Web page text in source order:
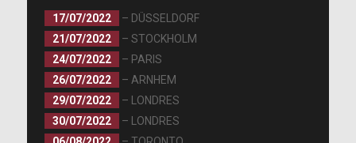
17/07/2022
– DÜSSELDORF
21/07/2022
– STOCKHOLM
24/07/2022
– PARIS
26/07/2022
– ARNHEM
29/07/2022
– LONDRES
30/07/2022
– LONDRES